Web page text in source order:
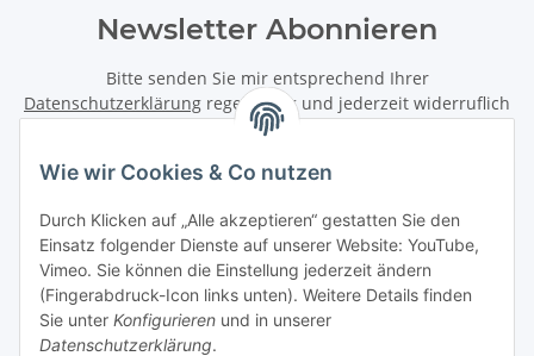
Wie wir Cookies & Co nutzen
Durch Klicken auf „Alle akzeptieren“ gestatten Sie den
Einsatz folgender Dienste auf unserer Website: YouTube,
Vimeo. Sie können die Einstellung jederzeit ändern
(Fingerabdruck-Icon links unten). Weitere Details finden
Sie unter Konfigurieren und in unserer
Datenschutzerklärung.
Newsletter Abonnieren
Bitte senden Sie mir entsprechend Ihrer
Datenschutzerklärung regelmäßig und jederzeit widerruflich
Informationen zu Ihrem Produktsortiment per E-Mail zu.
Newsletter Abonnieren
Informationen
Gesetzliche Informationen